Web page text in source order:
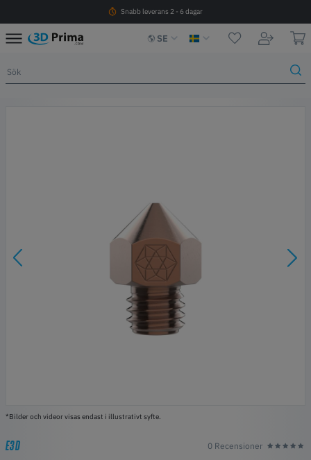
Snabb leverans 2 - 6 dagar
SE
*Bilder och videor visas endast i illustrativt syfte.
E3D 0 Recensioner